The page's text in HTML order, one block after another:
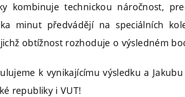
kombinuje technickou náročnost,
minut předvádějí na speciálních
obtížnost rozhoduje o výsledném
k vynikajícímu výsledku a
republiky i VUT!